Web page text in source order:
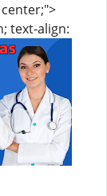
text-align: